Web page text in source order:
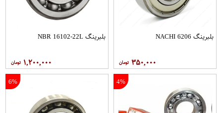
بلبرینگ 6206 NACHI
۳۵۰,۰۰۰
بلبرینگ NBR 16102-22L
۱,۲۰۰,۰۰۰
4%
6%